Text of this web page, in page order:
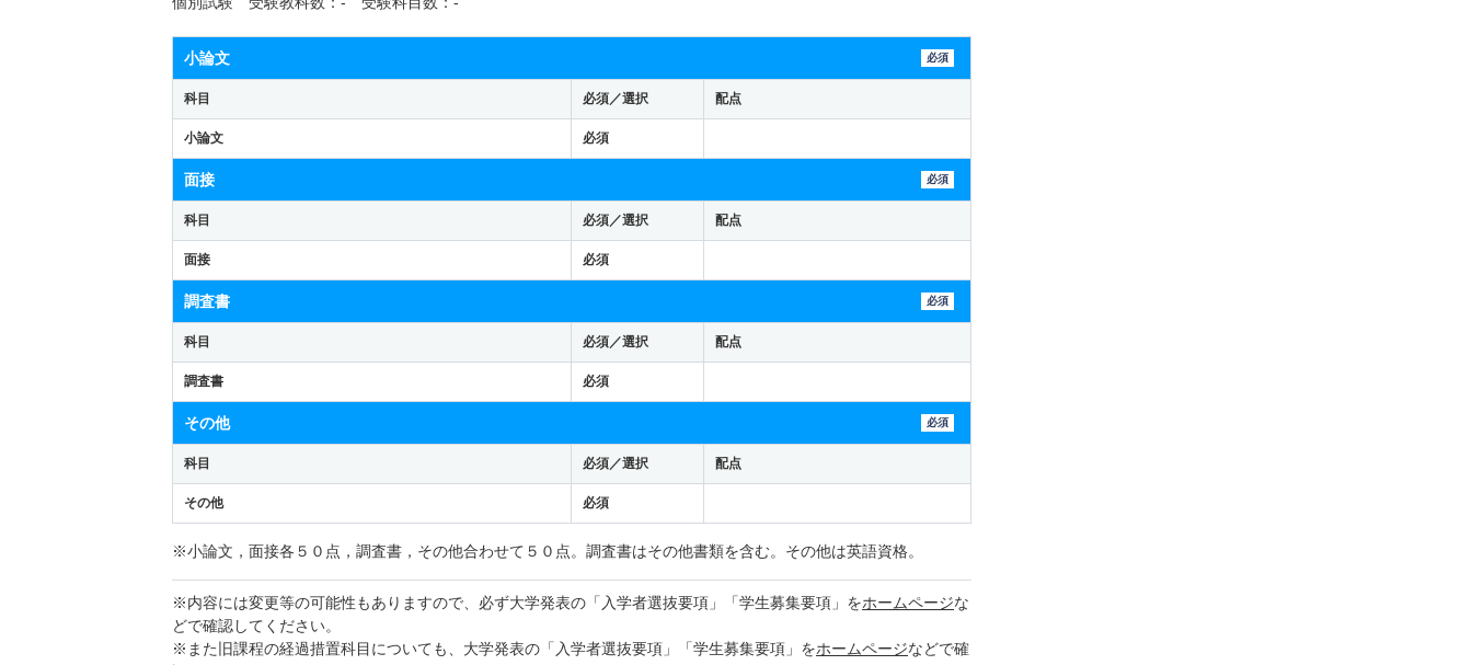
小論文 必須
科目 必須／選択 配点
小論文 必須
面接 必須
科目 必須／選択 配点
面接 必須
調査書 必須
科目 必須／選択 配点
調査書 必須
その他 必須
科目 必須／選択 配点
その他 必須
※小論文，面接各５０点，調査書，その他合わせて５０点。調査書はその他書類を含む。その他は英語資格。
※内容には変更等の可能性もありますので、必ず大学発表の「入学者選抜要項」「学生募集要項」をホームページな
どで確認してください。
※また旧課程の経過措置科目についても、大学発表の「入学者選抜要項」「学生募集要項」をホームページなどで確